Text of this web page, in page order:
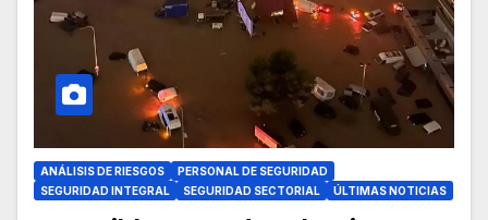
ANÁLISIS DE RIESGOS
PERSONAL DE SEGURIDAD
SEGURIDAD INTEGRAL
SEGURIDAD SECTORIAL ÚLTIMAS NOTICIAS